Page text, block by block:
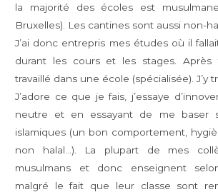
la majorité des écoles est
Bruxelles). Les cantines sont aussi non-
J’ai donc entrepris mes études où il
durant les cours et les stages. Après
travaillé dans une école (spécialisée). J’y
J’adore ce que je fais, j’essaye
neutre et en essayant de me baser
islamiques (un bon comportement,
non halal…). La plupart de mes
musulmans et donc enseignent
malgré le fait que leur classe sont